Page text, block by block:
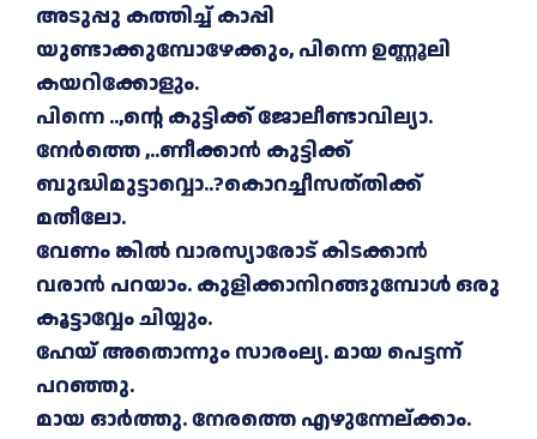
അടുപ്പു കത്തിച്ച് കാപ്പി
യുണ്ടാക്കുമ്പോഴേക്കും, പിന്നെ ഉണ്ണൂലി
കയറിക്കോളും.
പിന്നെ ..,ന്റെ കുട്ടിക്ക് ജോലീണ്ടാവില്യാ.
നേർത്തെ ,..ണീക്കാൻ കുട്ടിക്ക്
ബുദ്ധിമുട്ടാവ്വൊ..?കൊറച്ചീസത്തിക്ക്
മതീലോ.
വേണം ങ്കിൽ വാരസ്യാരോട് കിടക്കാൻ
വരാൻ പറയാം. കുളിക്കാനിറങ്ങുമ്പോൾ ഒരു
കൂട്ടാവ്വേം ചിയ്യും.
ഹേയ് അതൊന്നും സാരംല്യ. മായ പെട്ടന്ന്
പറഞ്ഞു.
മായ ഓർത്തു. നേരത്തെ എഴുന്നേല്ക്കാം.